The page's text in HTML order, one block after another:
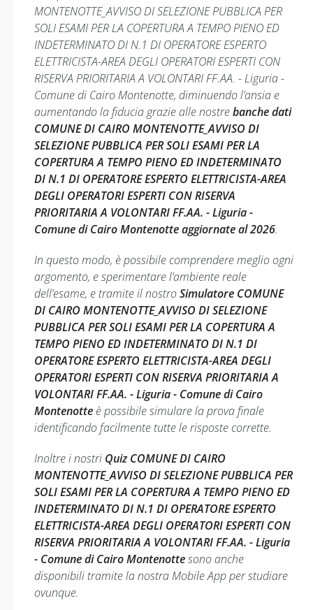
MONTENOTTE_AVVISO DI SELEZIONE PUBBLICA PER
SOLI ESAMI PER LA COPERTURA A TEMPO PIENO ED
INDETERMINATO DI N.1 DI OPERATORE ESPERTO
ELETTRICISTA-AREA DEGLI OPERATORI ESPERTI CON
RISERVA PRIORITARIA A VOLONTARI FF.AA. - Liguria -
Comune di Cairo Montenotte, diminuendo l’ansia e
aumentando la fiducia grazie alle nostrebanche dati
COMUNE DI CAIRO MONTENOTTE_AVVISO DI
SELEZIONE PUBBLICA PER SOLI ESAMI PER LA
COPERTURA A TEMPO PIENO ED INDETERMINATO
DI N.1 DI OPERATORE ESPERTO ELETTRICISTA-AREA
DEGLI OPERATORI ESPERTI CON RISERVA
PRIORITARIA A VOLONTARI FF.AA. - Liguria -
Comune di Cairo Montenotte aggiornate al 2026.
In questo modo, è possibile comprendere meglio ogni
argomento, e sperimentare l’ambiente reale
dell’esame, e tramite il nostroSimulatore COMUNE
DI CAIRO MONTENOTTE_AVVISO DI SELEZIONE
PUBBLICA PER SOLI ESAMI PER LA COPERTURA A
TEMPO PIENO ED INDETERMINATO DI N.1 DI
OPERATORE ESPERTO ELETTRICISTA-AREA DEGLI
OPERATORI ESPERTI CON RISERVA PRIORITARIA A
VOLONTARI FF.AA. - Liguria - Comune di Cairo
Montenotte è possibile simulare la prova finale
identificando facilmente tutte le risposte corrette.
Inoltre i nostri Quiz COMUNE DI CAIRO
MONTENOTTE_AVVISO DI SELEZIONE PUBBLICA PER
SOLI ESAMI PER LA COPERTURA A TEMPO PIENO ED
INDETERMINATO DI N.1 DI OPERATORE ESPERTO
ELETTRICISTA-AREA DEGLI OPERATORI ESPERTI CON
RISERVA PRIORITARIA A VOLONTARI FF.AA. - Liguria
- Comune di Cairo Montenottesono anche
disponibili tramite la nostra Mobile App per studiare
ovunque.